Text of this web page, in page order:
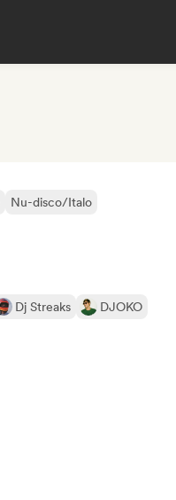
Nu-disco/Italo
Dj Streaks
DJOKO